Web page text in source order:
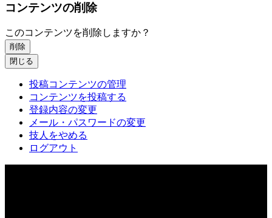
コンテンツの削除
このコンテンツを削除しますか？
削除
閉じる
投稿コンテンツの管理
コンテンツを投稿する
登録内容の変更
メール・パスワードの変更
技人をやめる
ログアウト